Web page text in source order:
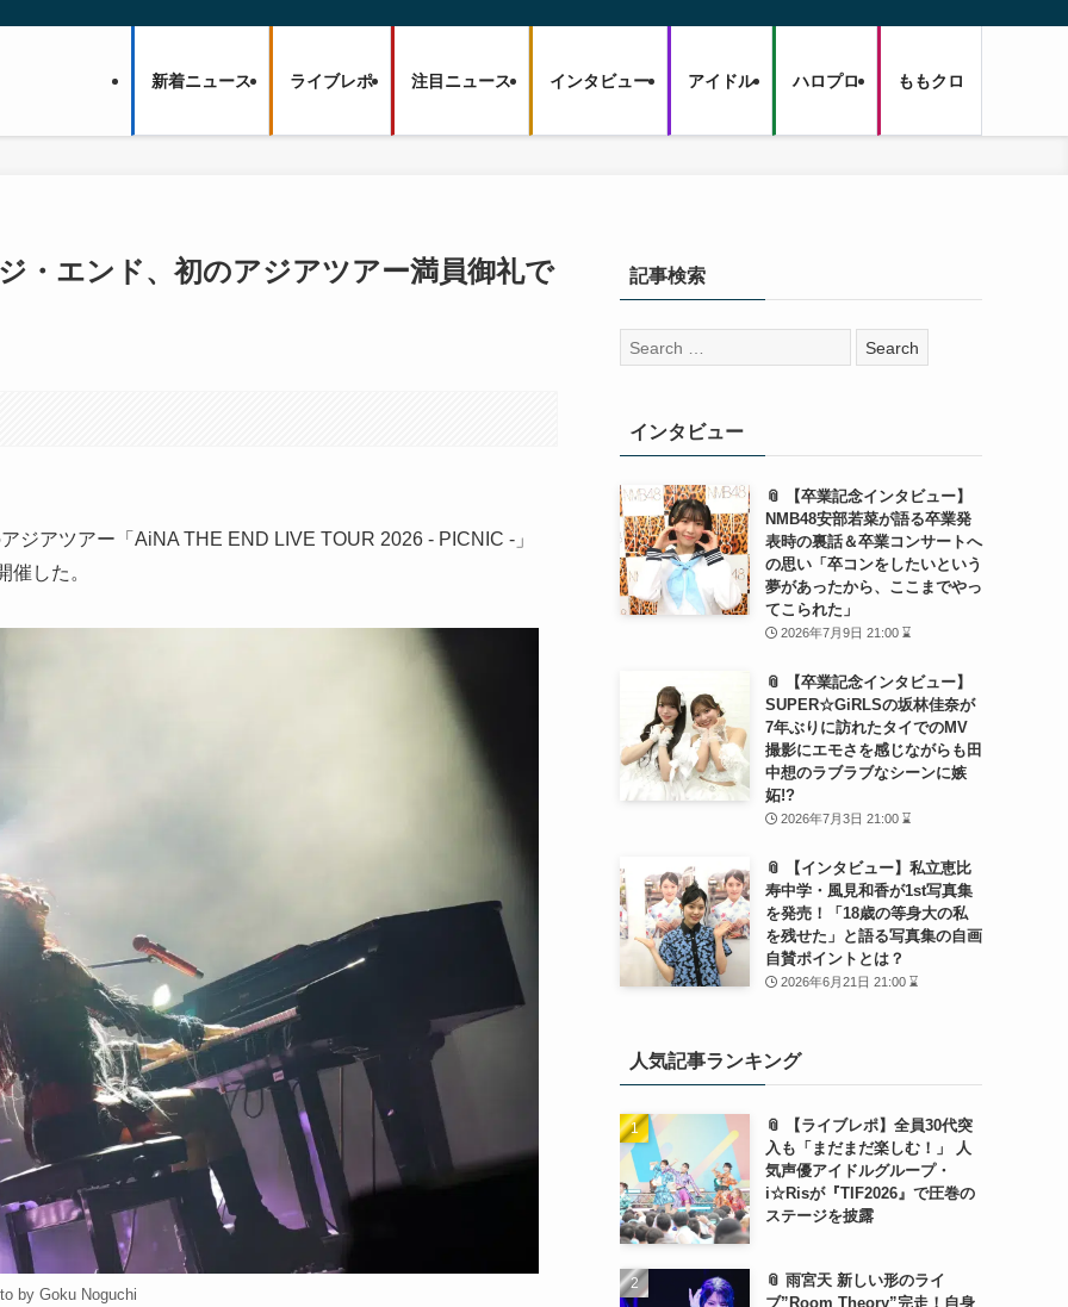
新着ニュース ライブレポ 注目ニュース インタビュー アイドル ハロプロ ももクロ
・エンド、初のアジアツアー満員御礼で
ジアツアー「AiNA THE END LIVE TOUR 2026 - PICNIC -」
した。
by Goku Noguchi
記事検索
検
索:
インタビュー
📎 【卒業記念インタビュー】
NMB48安部若菜が語る卒業発
表時の裏話＆卒業コンサートへ
の思い「卒コンをしたいという
夢があったから、ここまでやっ
てこられた」
2026年7月9日 21:00 ⌛
📎 【卒業記念インタビュー】
SUPER☆GiRLSの坂林佳奈が
7年ぶりに訪れたタイでのMV
撮影にエモさを感じながらも田
中想のラブラブなシーンに嫉
妬!?
2026年7月3日 21:00 ⌛
📎 【インタビュー】私立恵比
寿中学・風見和香が1st写真集
を発売！「18歳の等身大の私
を残せた」と語る写真集の自画
自賛ポイントとは？
2026年6月21日 21:00 ⌛
人気記事ランキング
📎 【ライブレポ】全員30代突
入も「まだまだ楽しむ！」 人
気声優アイドルグループ・
i☆Risが『TIF2026』で圧巻の
ステージを披露
📎 雨宮天 新しい形のライ
ブ”Room Theory”完走！自身